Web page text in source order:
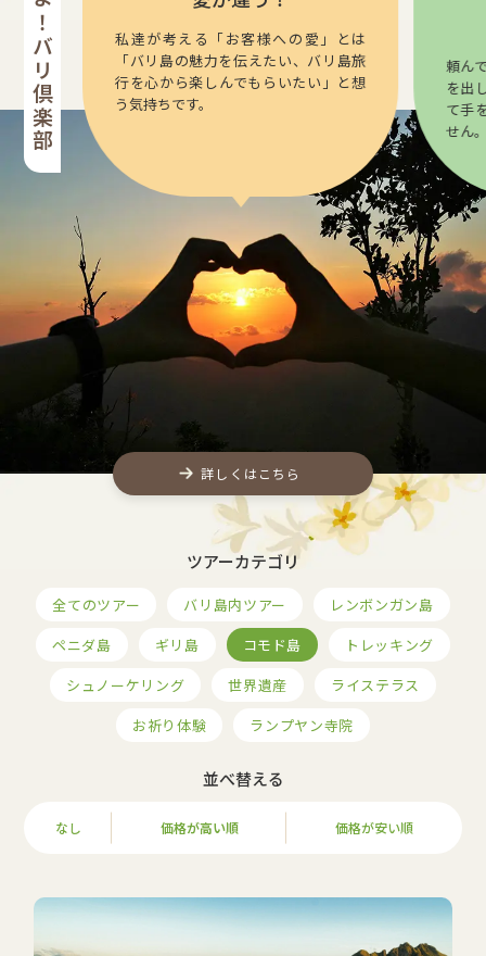
私達が考える「お客様への愛」とは
「バリ島の魅力を伝えたい、バリ島旅
行を心から楽しんでもらいたい」と想
う気持ちです。
頼ん
を出
て手
せん
詳しくはこちら
ツアーカテゴリ
全てのツアー バリ島内ツアー
レンボンガン島
ペニダ島
ギリ島 コモド島
トレッキング
シュノーケリング
世界遺産
ライステラス
お祈り体験
ランプヤン寺院
並べ替える
なし 価格が高い順 価格が安い順